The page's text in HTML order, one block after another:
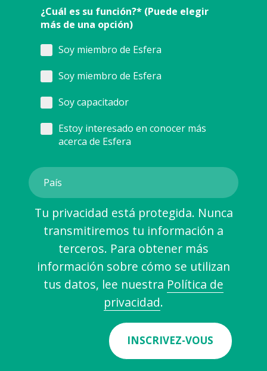
¿Cuál es su función?* (Puede elegir
más de una opción)
Soy miembro de Esfera
Soy miembro de Esfera
Soy capacitador
Estoy interesado en conocer más
acerca de Esfera
Tu privacidad está protegida. Nunca
transmitiremos tu información a
terceros. Para obtener más
información sobre cómo se utilizan
tus datos, lee nuestra Política de
privacidad.
INSCRIVEZ-VOUS